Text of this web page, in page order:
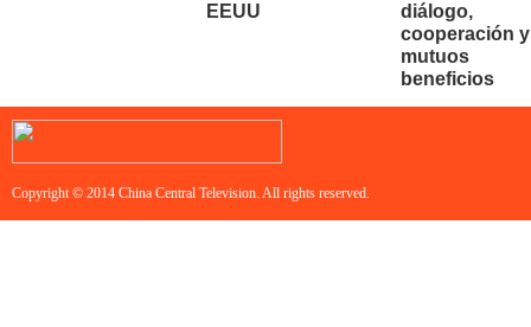
EEUU
diálogo,
cooperación y
mutuos
beneficios
Copyright © 2014 China Central Television. All rights reserved.